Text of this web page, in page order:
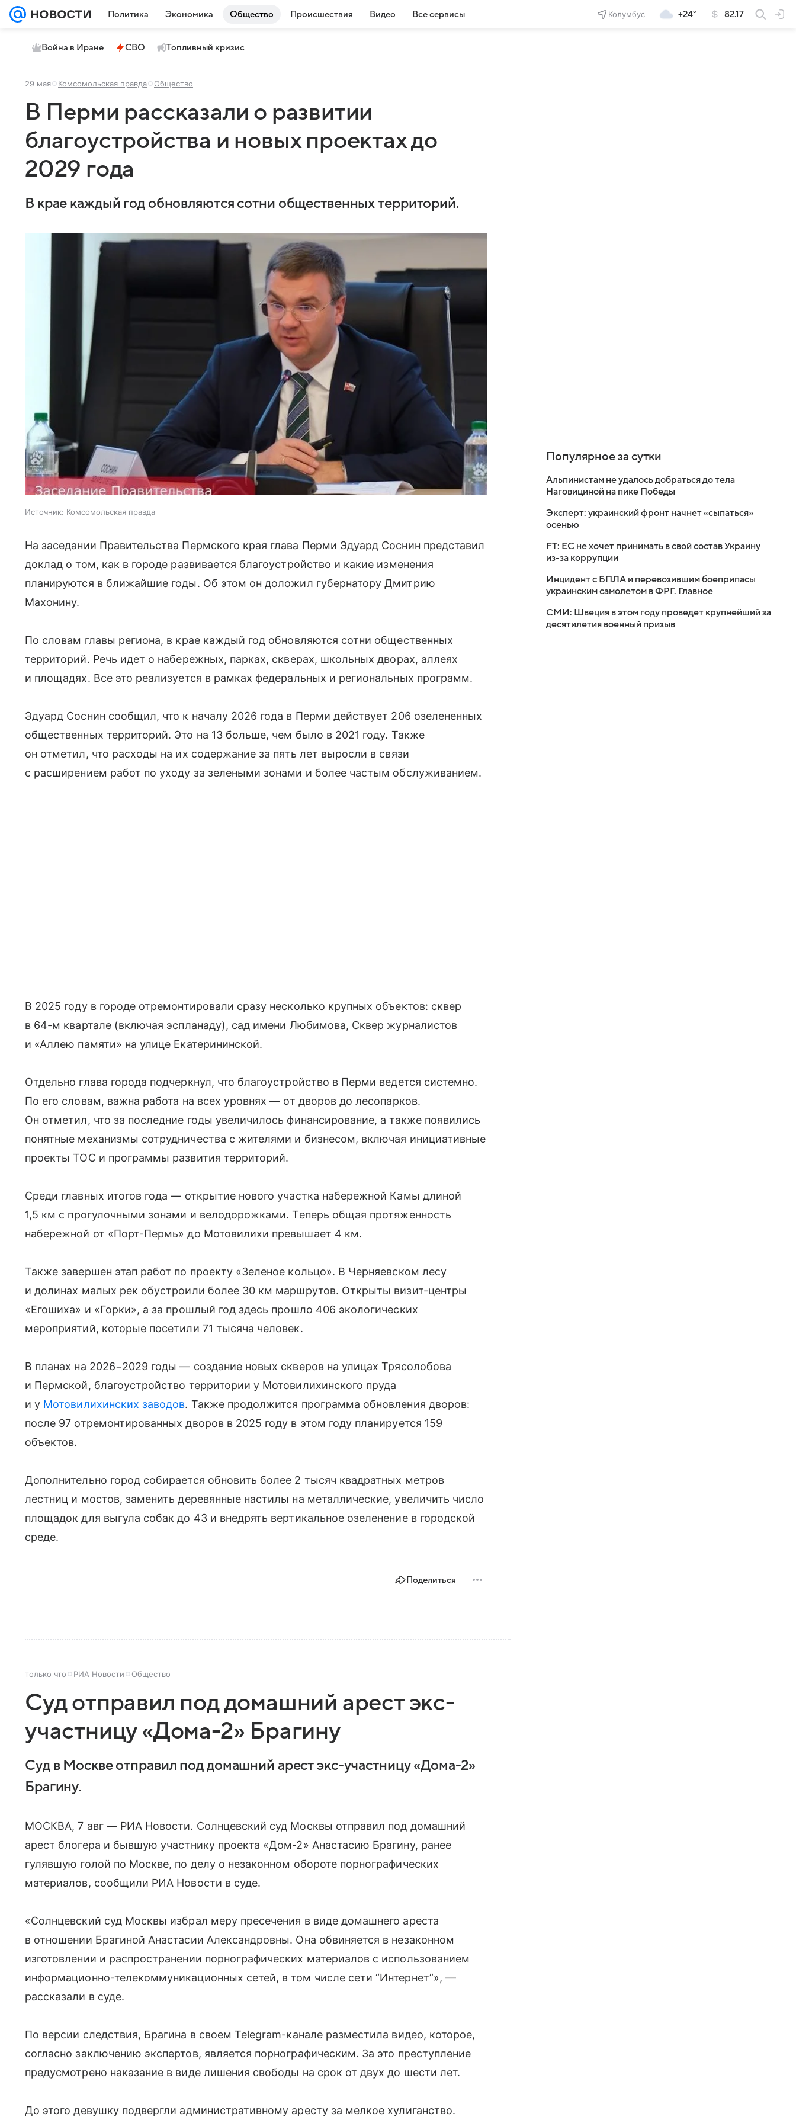
Политика Экономика Общество Происшествия Видео Все сервисы Колумбус +24° 82.17
Война в Иране СВО Топливный кризис
29 мая Комсомольская правда Общество
В Перми рассказали о развитии
благоустройства и новых проектах до
2029 года
В крае каждый год обновляются сотни общественных территорий.
Источник: Комсомольская правда
На заседании Правительства Пермского края глава Перми Эдуард Соснин представил
доклад о том, как в городе развивается благоустройство и какие изменения
планируются в ближайшие годы. Об этом он доложил губернатору Дмитрию
Махонину.
По словам главы региона, в крае каждый год обновляются сотни общественных
территорий. Речь идет о набережных, парках, скверах, школьных дворах, аллеях
и площадях. Все это реализуется в рамках федеральных и региональных программ.
Эдуард Соснин сообщил, что к началу 2026 года в Перми действует 206 озелененных
общественных территорий. Это на 13 больше, чем было в 2021 году. Также
он отметил, что расходы на их содержание за пять лет выросли в связи
с расширением работ по уходу за зелеными зонами и более частым обслуживанием.
В 2025 году в городе отремонтировали сразу несколько крупных объектов: сквер
в 64-м квартале (включая эспланаду), сад имени Любимова, Сквер журналистов
и «Аллею памяти» на улице Екатерининской.
Отдельно глава города подчеркнул, что благоустройство в Перми ведется системно.
По его словам, важна работа на всех уровнях — от дворов до лесопарков.
Он отметил, что за последние годы увеличилось финансирование, а также появились
понятные механизмы сотрудничества с жителями и бизнесом, включая инициативные
проекты ТОС и программы развития территорий.
Среди главных итогов года — открытие нового участка набережной Камы длиной
1,5 км с прогулочными зонами и велодорожками. Теперь общая протяженность
набережной от «Порт-Пермь» до Мотовилихи превышает 4 км.
Также завершен этап работ по проекту «Зеленое кольцо». В Черняевском лесу
и долинах малых рек обустроили более 30 км маршрутов. Открыты визит-центры
«Егошиха» и «Горки», а за прошлый год здесь прошло 406 экологических
мероприятий, которые посетили 71 тысяча человек.
В планах на 2026−2029 годы — создание новых скверов на улицах Трясолобова
и Пермской, благоустройство территории у Мотовилихинского пруда
и у Мотовилихинских заводов. Также продолжится программа обновления дворов:
после 97 отремонтированных дворов в 2025 году в этом году планируется 159
объектов.
Дополнительно город собирается обновить более 2 тысяч квадратных метров
лестниц и мостов, заменить деревянные настилы на металлические, увеличить число
площадок для выгула собак до 43 и внедрять вертикальное озеленение в городской
среде.
Поделиться
только что РИА Новости Общество
Суд отправил под домашний арест экс-
участницу «Дома-2» Брагину
Суд в Москве отправил под домашний арест экс-участницу «Дома-2»
Брагину.
МОСКВА, 7 авг — РИА Новости. Солнцевский суд Москвы отправил под домашний
арест блогера и бывшую участнику проекта «Дом-2» Анастасию Брагину, ранее
гулявшую голой по Москве, по делу о незаконном обороте порнографических
материалов, сообщили РИА Новости в суде.
«Солнцевский суд Москвы избрал меру пресечения в виде домашнего ареста
в отношении Брагиной Анастасии Александровны. Она обвиняется в незаконном
изготовлении и распространении порнографических материалов с использованием
информационно-телекоммуникационных сетей, в том числе сети “Интернет”», —
рассказали в суде.
По версии следствия, Брагина в своем Telegram-канале разместила видео, которое,
согласно заключению экспертов, является порнографическим. За это преступление
предусмотрено наказание в виде лишения свободы на срок от двух до шести лет.
До этого девушку подвергли административному аресту за мелкое хулиганство.
Популярное за сутки
Альпинистам не удалось добраться до тела
Наговициной на пике Победы
Эксперт: украинский фронт начнет «сыпаться»
осенью
FT: ЕС не хочет принимать в свой состав Украину
из-за коррупции
Инцидент с БПЛА и перевозившим боеприпасы
украинским самолетом в ФРГ. Главное
СМИ: Швеция в этом году проведет крупнейший за
десятилетия военный призыв